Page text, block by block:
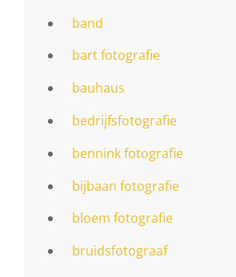
band
bart fotografie
bauhaus
bedrijfsfotografie
bennink fotografie
bijbaan fotografie
bloem fotografie
bruidsfotograaf